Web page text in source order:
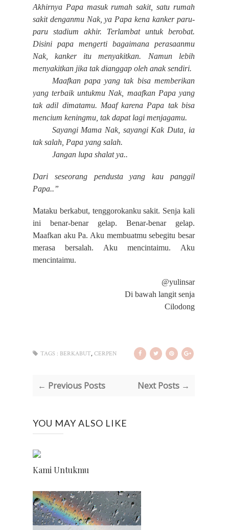
Akhirnya Papa masuk rumah sakit, satu rumah
sakit denganmu Nak, ya Papa kena kanker paru-
paru stadium akhir. Terlambat untuk berobat.
Disini papa mengerti bagaimana perasaanmu
Nak, kanker itu menyakitkan. Namun lebih
menyakitkan jika tak dianggap oleh anak sendiri.
Maafkan papa yang tak bisa memberikan
yang terbaik untukmu Nak, maafkan Papa yang
tak adil dimatamu. Maaf karena Papa tak bisa
mencium keningmu, tak dapat lagi menjagamu.
Sayangi Mama Nak, sayangi Kak Duta, ia
tak salah, Papa yang salah.
Jangan lupa shalat ya..
Dari seseorang pendusta yang kau panggil
Papa..”
Mataku berkabut, tenggorokanku sakit. Senja kali
ini benar-benar gelap. Benar-benar gelap.
Maafkan aku Pa. Aku membuatmu sebegitu besar
merasa bersalah. Aku mencintaimu. Aku
mencintaimu.
@yulinsar
Di bawah langit senja
Cilodong
TAGS : BERKABUT, CERPEN
← Previous Posts Next Posts →
YOU MAY ALSO LIKE
Kami Untukmu